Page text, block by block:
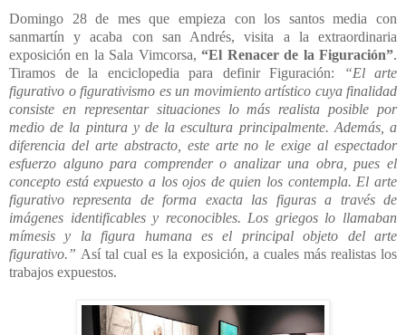
Domingo 28 de mes que empieza con los santos media con
sanmartín y acaba con san Andrés, visita a la extraordinaria
exposición en la Sala Vimcorsa,“El Renacer de la Figuración”.
Tiramos de la enciclopedia para definir Figuración:
“El arte
figurativo o figurativismo es un movimiento artístico cuya finalidad
consiste en representar situaciones lo más realista posible por
medio de la pintura y de la escultura principalmente. Además, a
diferencia del arte abstracto, este arte no le exige al espectador
esfuerzo alguno para comprender o analizar una obra, pues el
concepto está expuesto a los ojos de quien los contempla. El arte
figurativo representa de forma exacta las figuras a través de
imágenes identificables y reconocibles. Los griegos lo llamaban
mímesis y la figura humana es el principal objeto del arte
figurativo.” Así tal cual es la exposición, a cuales más realistas los
trabajos expuestos.